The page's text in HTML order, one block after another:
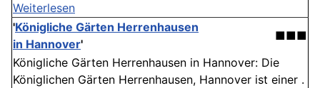
Weiterlesen
'Königliche Gärten Herrenhausen
in Hannover'
■■■
Königliche Gärten Herrenhausen in Hannover: Die
Königlichen Gärten Herrenhausen, Hannover ist einer .